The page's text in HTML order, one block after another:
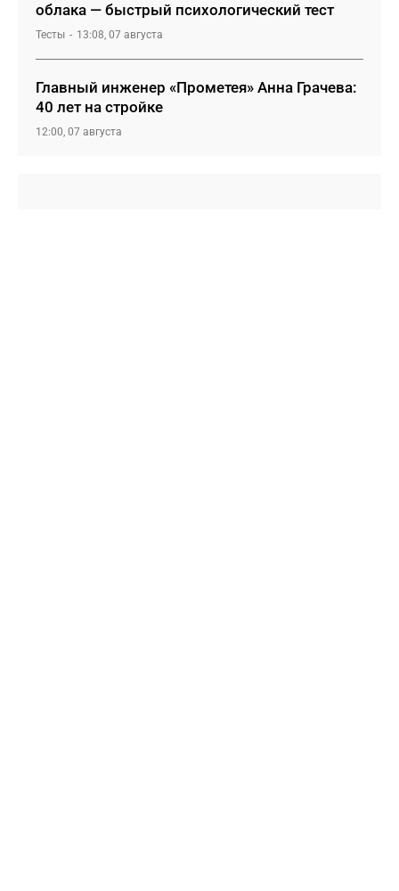
облака — быстрый психологический тест
Тесты 13:08, 07 августа
Главный инженер «Прометея» Анна Грачева:
40 лет на стройке
12:00, 07 августа